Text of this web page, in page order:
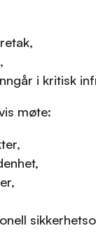
i kritisk
møte: